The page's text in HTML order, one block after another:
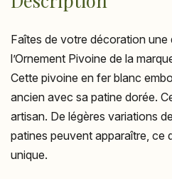
Faîtes de votre décoration
l’Ornement Pivoine de la
Cette pivoine en fer blanc
ancien avec sa patine dorée.
artisan. De légères variations
patines peuvent apparaître, ce
unique.